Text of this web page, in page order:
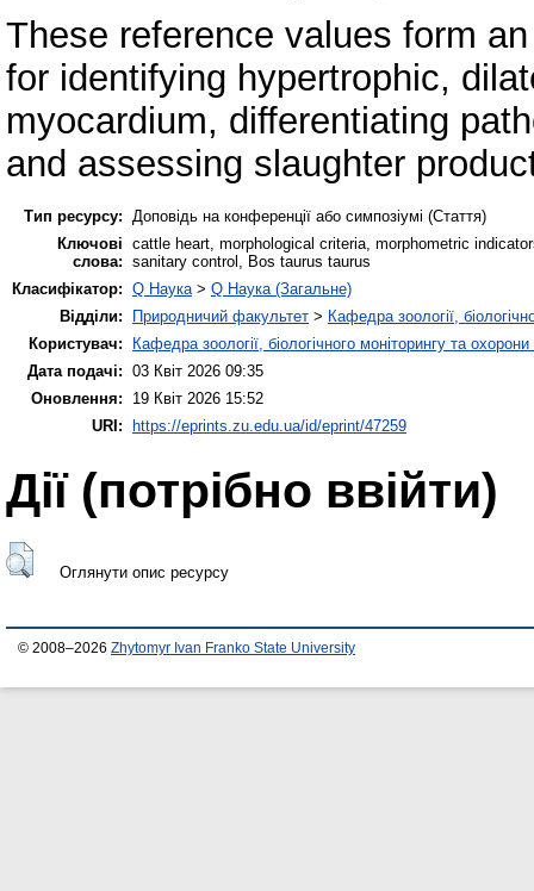
These reference values form
for identifying hypertrophic,
myocardium, differentiating
and assessing slaughter
Тип ресурсу: Доповідь на конференції або симпозіумі (Стаття)
Ключові
слова:
cattle heart, morphological criteria, morphometric
sanitary control, Bos taurus taurus
Класифікатор: Q Наука> Q Наука (Загальне)
Відділи:
Природничий факультет > Кафедра зоології,
Користувач:
Кафедра зоології, біологічного моніторингу та
Дата подачі: 03 Квіт 2026 09:35
Оновлення:
19 Квіт 2026 15:52
URI:
https://eprints.zu.edu.ua/id/eprint/47259
Дії ​​(потрібно ввійти)
Оглянути опис ресурсу
© 2008–2026 Zhytomyr Ivan Franko State University